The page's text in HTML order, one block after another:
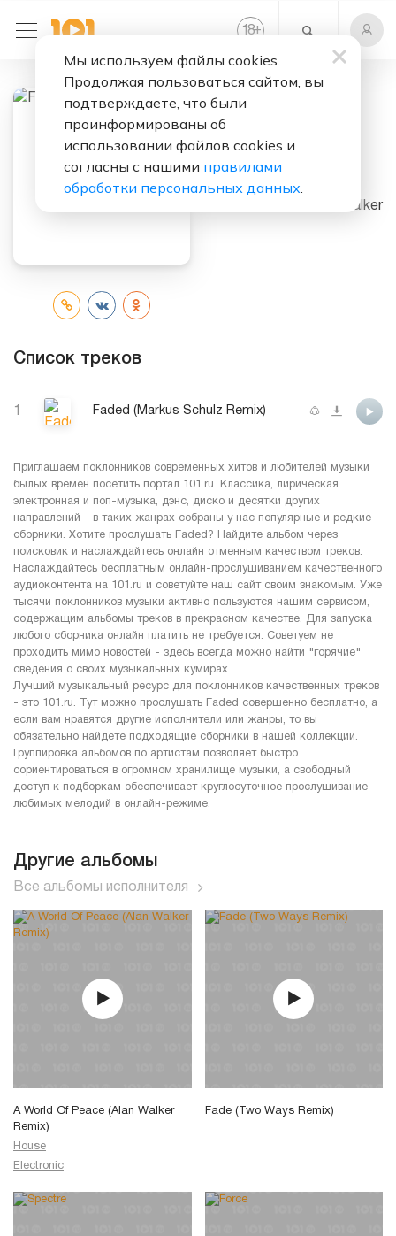
18+
Слушать бесплатно
Faded (Single)
Alan Walker
Список треков
1 Faded (Markus Schulz Remix)
Приглашаем поклонников современных хитов и любителей музыки
былых времен посетить портал 101.ru. Классика, лирическая.
электронная и поп-музыка, дэнс, диско и десятки других
направлений - в таких жанрах собраны у нас популярные и редкие
сборники. Хотите прослушать Faded? Найдите альбом через
поисковик и наслаждайтесь онлайн отменным качеством треков.
Наслаждайтесь бесплатным онлайн-прослушиванием качественного
аудиоконтента на 101.ru и советуйте наш сайт своим знакомым. Уже
тысячи поклонников музыки активно пользуются нашим сервисом,
содержащим альбомы треков в прекрасном качестве. Для запуска
любого сборника онлайн платить не требуется. Советуем не
проходить мимо новостей - здесь всегда можно найти "горячие"
сведения о своих музыкальных кумирах.
Лучший музыкальный ресурс для поклонников качественных треков
- это 101.ru. Тут можно прослушать Faded совершенно бесплатно, а
если вам нравятся другие исполнители или жанры, то вы
обязательно найдете подходящие сборники в нашей коллекции.
Группировка альбомов по артистам позволяет быстро
сориентироваться в огромном хранилище музыки, а свободный
доступ к подборкам обеспечивает круглосуточное прослушивание
любимых мелодий в онлайн-режиме.
Другие альбомы
Все альбомы исполнителя
A World Of Peace (Alan Walker
Remix)
House
Electronic
Fade (Two Ways Remix)
Мы используем файлы cookies.
Продолжая пользоваться сайтом, вы
подтверждаете, что были
проинформированы об
использовании файлов cookies и
согласны с нашими правилами
обработки персональных данных.